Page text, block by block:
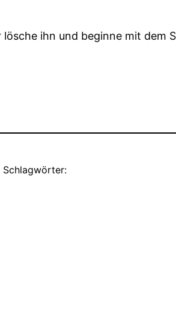
ihn und beginne mit dem
Schlagwörter: